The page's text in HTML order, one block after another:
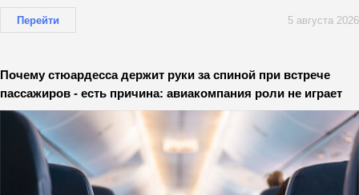
Перейти 5 августа 2026
Почему стюардесса держит руки за спиной при встрече
пассажиров - есть причина: авиакомпания роли не играет